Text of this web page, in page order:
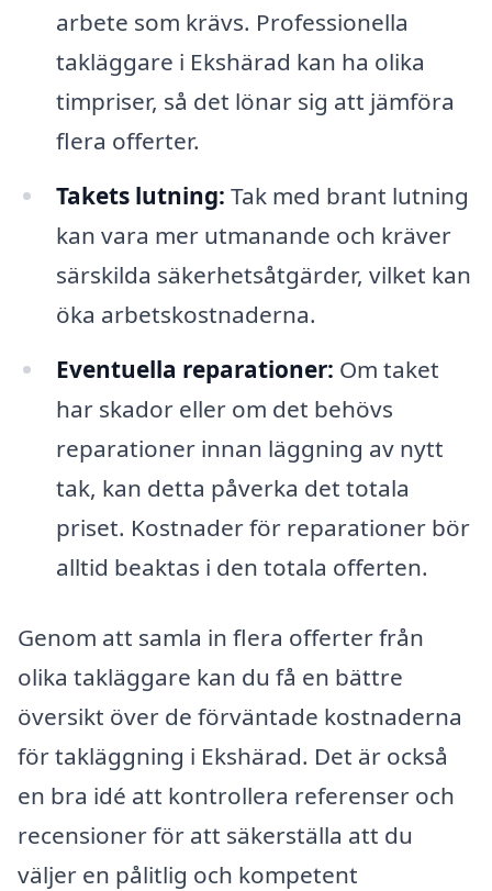
arbete som krävs. Professionella
takläggare i Ekshärad kan ha olika
timpriser, så det lönar sig att jämföra
flera offerter.
Takets lutning: Tak med brant lutning
kan vara mer utmanande och kräver
särskilda säkerhetsåtgärder, vilket kan
öka arbetskostnaderna.
Eventuella reparationer: Om taket
har skador eller om det behövs
reparationer innan läggning av nytt
tak, kan detta påverka det totala
priset. Kostnader för reparationer bör
alltid beaktas i den totala offerten.
Genom att samla in flera offerter från
olika takläggare kan du få en bättre
översikt över de förväntade kostnaderna
för takläggning i Ekshärad. Det är också
en bra idé att kontrollera referenser och
recensioner för att säkerställa att du
väljer en pålitlig och kompetent